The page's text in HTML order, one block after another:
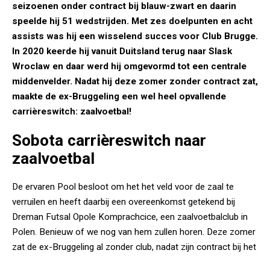
seizoenen onder contract bij blauw-zwart en daarin
speelde hij 51 wedstrijden. Met zes doelpunten en acht
assists was hij een wisselend succes voor Club Brugge.
In 2020 keerde hij vanuit Duitsland terug naar Slask
Wroclaw en daar werd hij omgevormd tot een centrale
middenvelder. Nadat hij deze zomer zonder contract zat,
maakte de ex-Bruggeling een wel heel opvallende
carrièreswitch: zaalvoetbal!
Sobota carrièreswitch naar
zaalvoetbal
De ervaren Pool besloot om het het veld voor de zaal te
verruilen en heeft daarbij een overeenkomst getekend bij
Dreman Futsal Opole Komprachcice, een zaalvoetbalclub in
Polen. Benieuw of we nog van hem zullen horen. Deze zomer
zat de ex-Bruggeling al zonder club, nadat zijn contract bij het